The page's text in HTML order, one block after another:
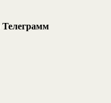
Телеграмм